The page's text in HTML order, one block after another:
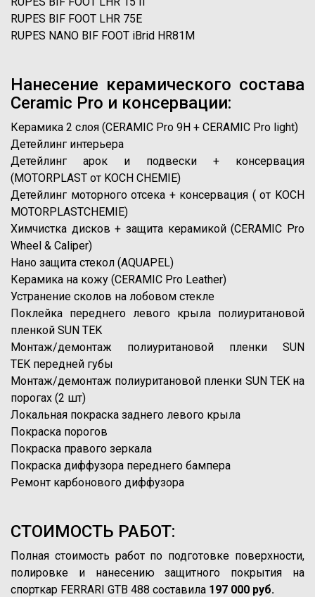
RUPES BIF FOOT LHR 75E
RUPES NANO BIF FOOT iBrid HR81M
Нанесение керамического состава
Ceramic Pro и консервации:
Керамика 2 слоя (CERAMIC Pro 9H + CERAMIC Pro light)
Детейлинг интерьера
Детейлинг арок и подвески + консервация
(MOTORPLAST от KOCH CHEMIE)
Детейлинг моторного отсека + консервация ( от KOCH
MOTORPLASTCHEMIE)
Химчистка дисков + защита керамикой (CERAMIC Pro
Wheel & Caliper)
Нано защита стекол (AQUAPEL)
Керамика на кожу (CERAMIC Pro Leather)
Устранение сколов на лобовом стекле
Поклейка переднего левого крыла полиуритановой
пленкой SUN TEK
Монтаж/демонтаж полиуритановой пленки SUN
TEK передней губы
Монтаж/демонтаж полиуритановой пленки SUN TEK на
порогах (2 шт)
Локальная покраска заднего левого крыла
Покраска порогов
Покраска правого зеркала
Покраска диффузора переднего бампера
Ремонт карбонового диффузора
СТОИМОСТЬ РАБОТ:
Полная стоимость работ по подготовке поверхности,
полировке и нанесению защитного покрытия на
спорткар FERRARI GTB 488 составила 197 000 руб.